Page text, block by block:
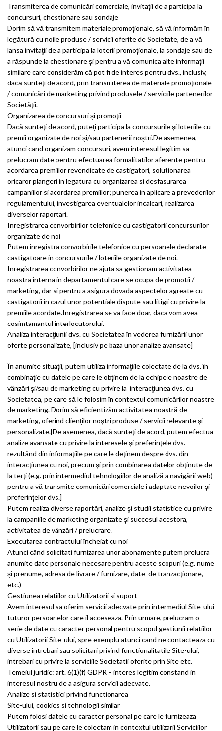
Transmiterea de comunicări comerciale, invitaţii de a participa la
concursuri, chestionare sau sondaje
Dorim să vă transmitem materiale promoţionale, să vă informăm în
legătură cu noile produse / servicii oferite de Societate, de a vă
lansa invitaţii de a participa la loterii promoţionale, la sondaje sau de
a răspunde la chestionare şi pentru a vă comunica alte informaţii
similare care considerăm că pot fi de interes pentru dvs., inclusiv,
dacă sunteţi de acord, prin transmiterea de materiale promoţionale
/ comunicări de marketing privind produsele / serviciile partenerilor
Societăţii.
Organizarea de concursuri şi promoţii
Dacă sunteţi de acord, puteţi participa la concursurile şi loteriile cu
premii organizate de noi şi/sau partenerii noştri.De asemenea,
atunci cand organizam concursuri, avem interesul legitim sa
prelucram date pentru efectuarea formalitatilor aferente pentru
acordarea premiilor revendicate de castigatori, solutionarea
oricaror plangeri in legatura cu organizarea si desfasurarea
campaniilor si acordarea premiilor; punerea in aplicare a prevederilor
regulamentului, investigarea eventualelor incalcari, realizarea
diverselor raportari.
Inregistrarea convorbirilor telefonice cu castigatorii concursurilor
organizate de noi
Putem inregistra convorbirile telefonice cu persoanele declarate
castigatoare in concursurile / loteriile organizate de noi.
Inregistrarea convorbirilor ne ajuta sa gestionam activitatea
noastra interna in departamentul care se ocupa de promotii /
marketing, dar si pentru a asigura dovada aspectelor agreate cu
castigatorii in cazul unor potentiale dispute sau litigii cu privire la
premiile acordate.Inregistrarea se va face doar, daca vom avea
cosimtamantul interlocutorului.
Analiza interacţiunii dvs. cu Societatea în vederea furnizării unor
oferte personalizate, [inclusiv pe baza unor analize avansate]
În anumite situaţii, putem utiliza informaţiile colectate de la dvs. în
combinaţie cu datele pe care le obţinem de la echipele noastre de
vânzări şi/sau de marketing cu privire la interacţiunea dvs. cu
Societatea, pe care să le folosim în contextul comunicărilor noastre
de marketing. Dorim să eficientizăm activitatea noastră de
marketing, oferind clienţilor noştri produse / servicii relevante şi
personalizate.[De asemenea, dacă sunteţi de acord, putem efectua
analize avansate cu privire la interesele şi preferinţele dvs.
rezultând din informaţiile pe care le deţinem despre dvs. din
interacţiunea cu noi, precum şi prin combinarea datelor obţinute de
la terţi (e.g. prin intermediul tehnologiilor de analiză a navigării web)
pentru a vă transmite comunicări comerciale i adaptate nevoilor şi
preferinţelor dvs.]
Putem realiza diverse raportări, analize şi studii statistice cu privire
la campaniile de marketing organizate şi succesul acestora,
activitatea de vânzări / prelucrare.
Executarea contractului încheiat cu noi
Atunci când solicitati furnizarea unor abonamente putem prelucra
anumite date personale necesare pentru aceste scopuri (e.g. nume
şi prenume, adresa de livrare / furnizare, date de tranzacţionare,
etc.)
Gestiunea relatiilor cu Utilizatorii si suport
Avem interesul sa oferim servicii adecvate prin intermediul Site-ului
tuturor persoanelor care il acceseaza. Prin urmare, prelucram o
serie de date cu caracter personal pentru scopul gestiunii relatiilor
cu Utilizatorii Site-ului, spre exemplu atunci cand ne contacteaza cu
diverse intrebari sau solicitari privind functionalitatile Site-ului,
intrebari cu privire la serviciile Societatii oferite prin Site etc.
Temeiul juridic: art. 6(1)(f) GDPR – interes legitim constand in
interesul nostru de a asigura servicii adecvate.
Analize si statistici privind functionarea
Site-ului, cookies si tehnologii similar
Putem folosi datele cu caracter personal pe care le furnizeaza
Utilizatorii sau pe care le colectam in contextul utilizarii Serviciilor